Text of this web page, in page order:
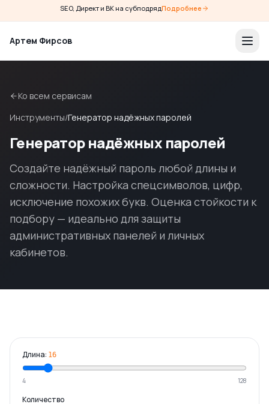
SEO, Директ и ВК на субподрядПодробнее
Артем Фирсов
Ко всем сервисам
Инструменты/Генератор надёжных паролей
Генератор надёжных паролей
Создайте надёжный пароль любой длины и
сложности. Настройка спецсимволов, цифр,
исключение похожих букв. Оценка стойкости к
подбору — идеально для защиты
административных панелей и личных
кабинетов.
Длина: 16
4 128
Количество